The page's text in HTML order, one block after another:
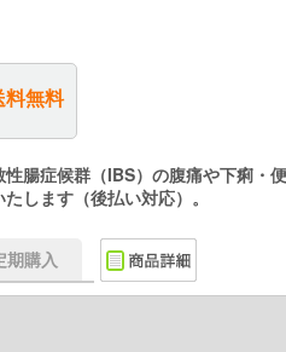
料無料
腸症候群（IBS）の腹痛や下痢・
します（後払い対応）。
期購入